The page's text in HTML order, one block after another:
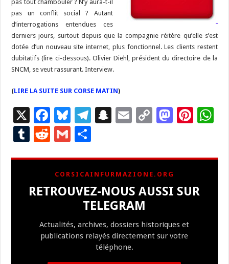
pas tout chambouler ? N’y aura-t-il
pas un conflit social ? Autant
d’interrogations entendues ces
derniers jours, surtout depuis que la compagnie réitère qu’elle s’est
dotée d’un nouveau site internet, plus fonctionnel. Les clients restent
dubitatifs (lire ci-dessous). Olivier Diehl, président du directoire de la
SNCM, se veut rassurant. Interview.
(LIRE LA SUITE SUR CORSE MATIN)
X
F
ac
e
b
o
o
Bl
u
es
ky
T
gr
a
m
S
p
c
h
at
E
l
C
y
Li
n
M
d
n
Pi
es
T
bl
r
R
d
di
t
G
ai
l
ta
g
er
CORSICAINFURMAZIONE.ORG
RETROUVEZ-NOUS AUSSI SUR
TELEGRAM
Actualités, archives, dossiers historiques et
publications relayés directement sur votre
téléphone.